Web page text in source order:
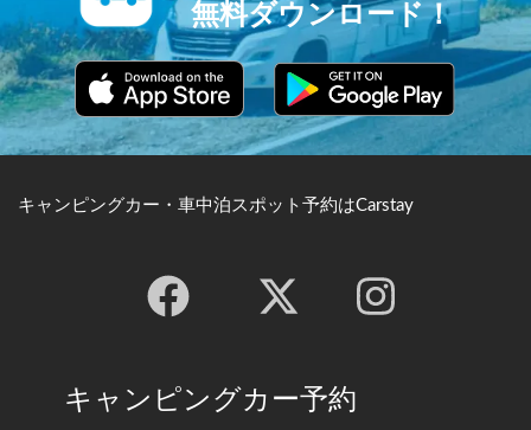
無料ダウンロード！
キャンピングカー・車中泊スポット予約はCarstay
キャンピングカー予約